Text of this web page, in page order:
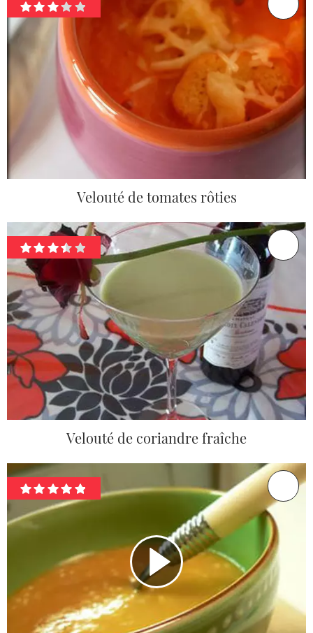
Velouté de tomates rôties
Velouté de coriandre fraîche